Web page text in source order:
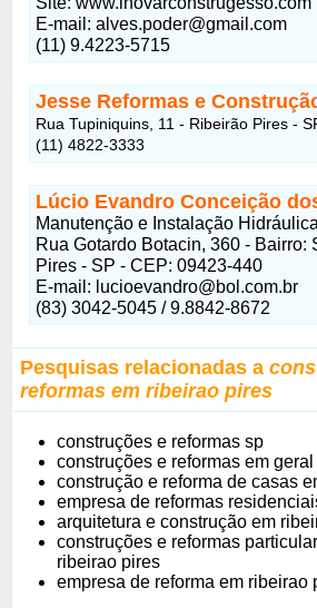
E-mail: alves.poder@gmail.com
(11) 9.4223-5715
Jesse Reformas e
Rua Tupiniquins, 11 - Ribeirão Pires -
(11) 4822-3333
Lúcio Evandro Conceição
Manutenção e Instalação
Rua Gotardo Botacin, 360 - Bairro:
Pires - SP - CEP: 09423-440
E-mail: lucioevandro@bol.com.br
(83) 3042-5045 / 9.8842-8672
Pesquisas relacionadas a
reformas em ribeirao pires
construções e reformas sp
construções e reformas em
construção e reforma de casas
empresa de reformas
arquitetura e construção em
construções e reformas
ribeirao pires
empresa de reforma em ribeirao